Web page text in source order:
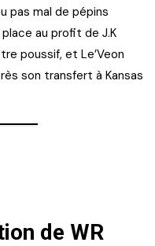
pas mal de pépins
au profit de J.K
poussif, et Le’Veon
son transfert à Kansas
de WR